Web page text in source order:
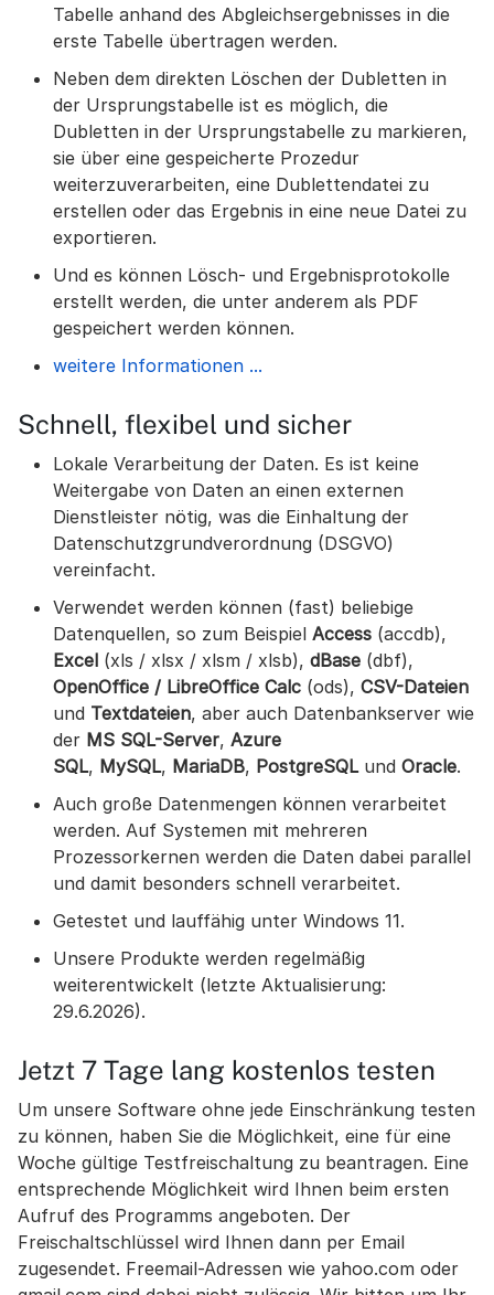
Tabelle anhand des Abgleichsergebnisses in die
erste Tabelle übertragen werden.
Neben dem direkten Löschen der Dubletten in
der Ursprungstabelle ist es möglich, die
Dubletten in der Ursprungstabelle zu markieren,
sie über eine gespeicherte Prozedur
weiterzuverarbeiten, eine Dublettendatei zu
erstellen oder das Ergebnis in eine neue Datei zu
exportieren.
Und es können Lösch- und Ergebnisprotokolle
erstellt werden, die unter anderem als PDF
gespeichert werden können.
weitere Informationen ...
Schnell, flexibel und sicher
Lokale Verarbeitung der Daten. Es ist keine
Weitergabe von Daten an einen externen
Dienstleister nötig, was die Einhaltung der
Datenschutzgrundverordnung (DSGVO)
vereinfacht.
Verwendet werden können (fast) beliebige
Datenquellen, so zum Beispiel Access (accdb),
Excel (xls / xlsx / xlsm / xlsb), dBase (dbf),
OpenOffice / LibreOffice Calc (ods), CSV-Dateien
und Textdateien, aber auch Datenbankserver wie
der MS SQL-Server, Azure
SQL, MySQL, MariaDB, PostgreSQL und Oracle.
Auch große Datenmengen können verarbeitet
werden. Auf Systemen mit mehreren
Prozessorkernen werden die Daten dabei parallel
und damit besonders schnell verarbeitet.
Getestet und lauffähig unter Windows 11.
Unsere Produkte werden regelmäßig
weiterentwickelt (letzte Aktualisierung:
29.6.2026).
Jetzt 7 Tage lang kostenlos testen
Um unsere Software ohne jede Einschränkung testen
zu können, haben Sie die Möglichkeit, eine für eine
Woche gültige Testfreischaltung zu beantragen. Eine
entsprechende Möglichkeit wird Ihnen beim ersten
Aufruf des Programms angeboten. Der
Freischaltschlüssel wird Ihnen dann per Email
zugesendet. Freemail-Adressen wie yahoo.com oder